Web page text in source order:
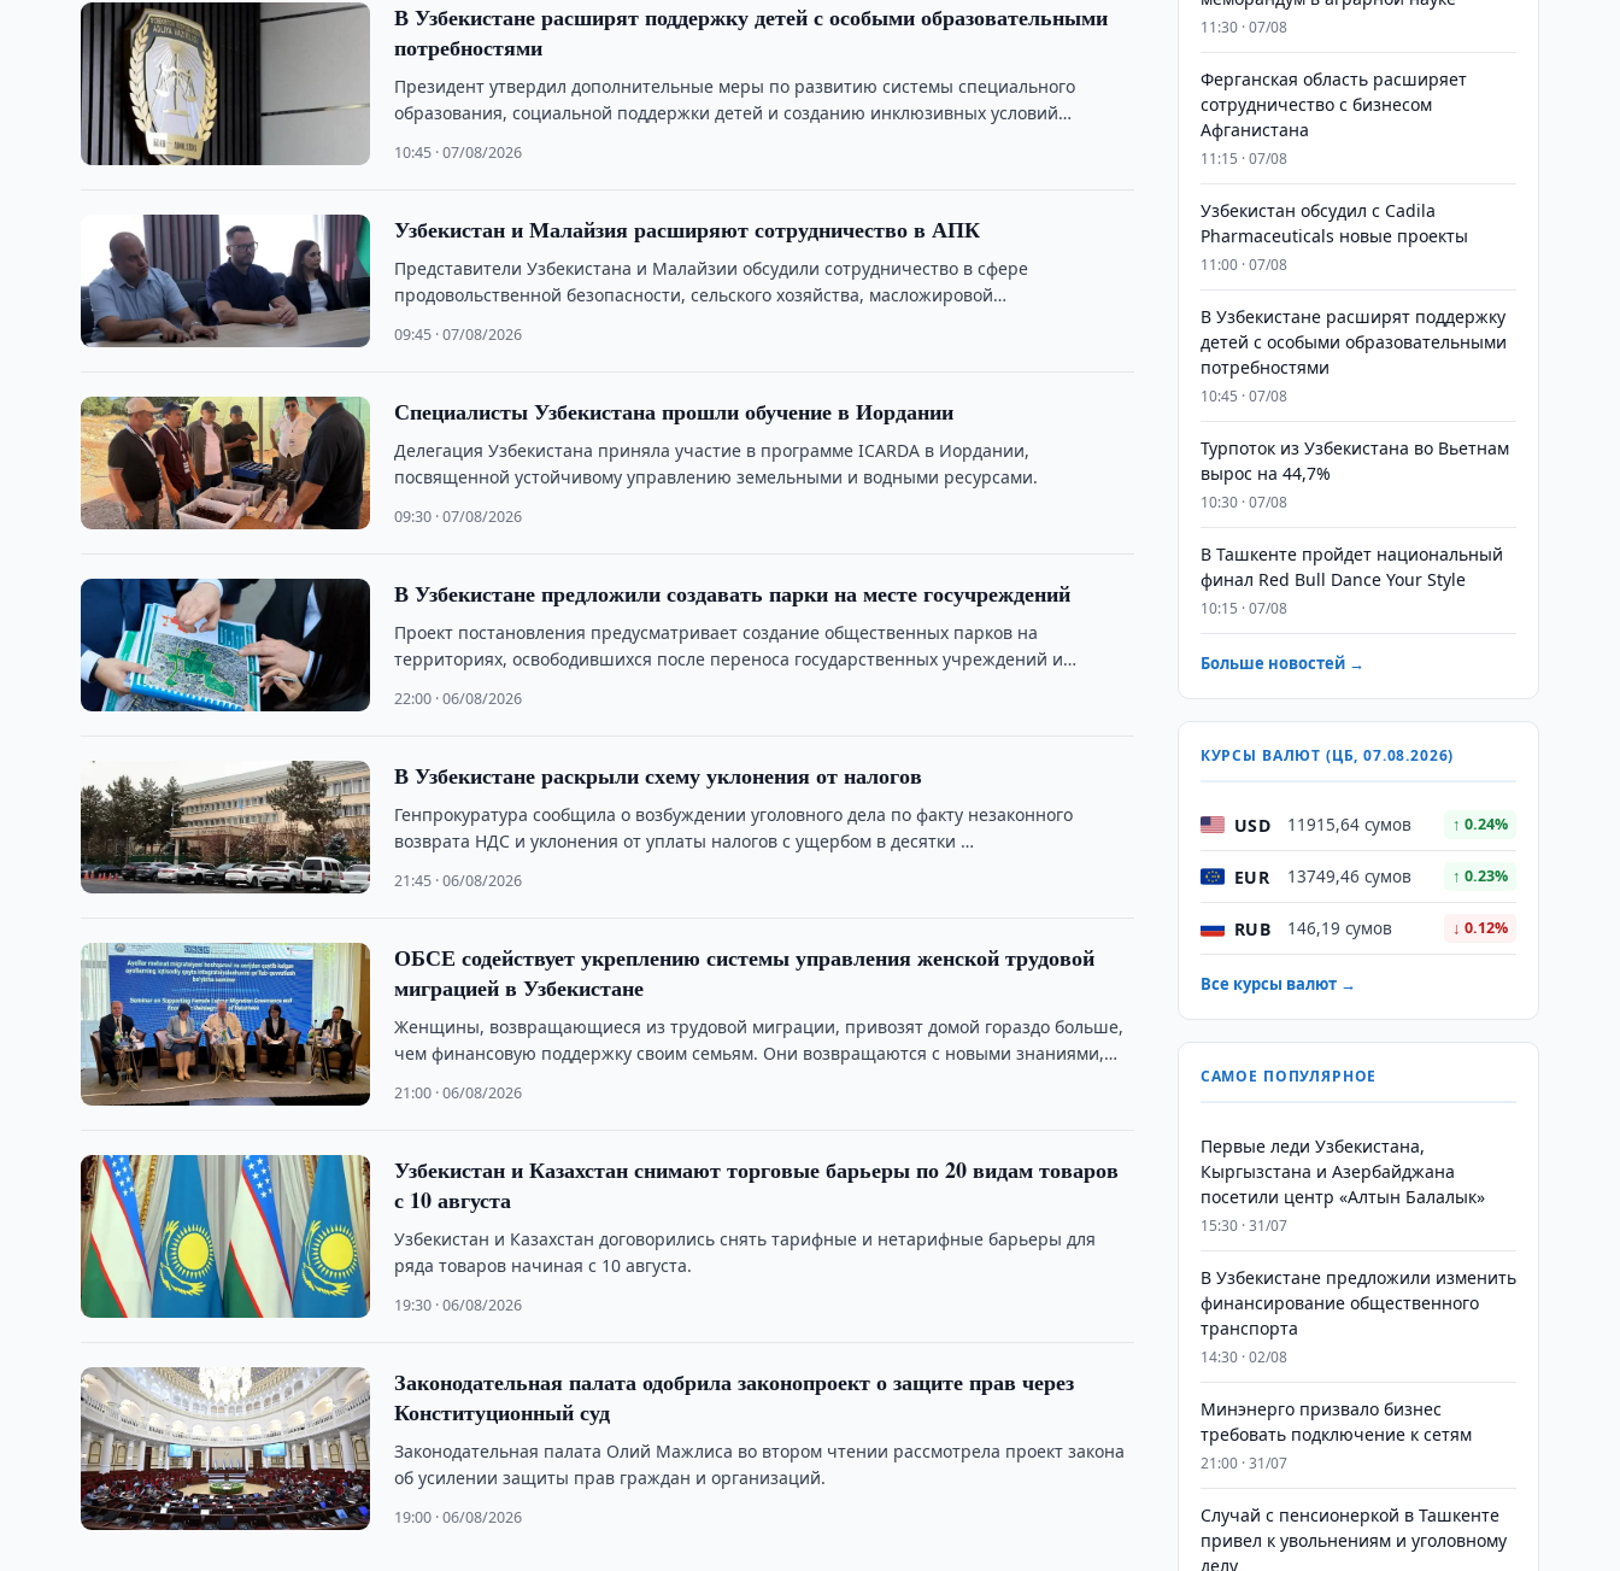
В Узбекистане расширят поддержку детей с особыми образовательными
потребностями
Президент утвердил дополнительные меры по развитию системы специального
образования, социальной поддержки детей и созданию инклюзивных условий
10:45 · 07/08/2026
Узбекистан и Малайзия расширяют сотрудничество в АПК
Представители Узбекистана и Малайзии обсудили сотрудничество в сфере
продовольственной безопасности, сельского хозяйства, масложировой
09:45 · 07/08/2026
Специалисты Узбекистана прошли обучение в Иордании
Делегация Узбекистана приняла участие в программе ICARDA в Иордании,
посвященной устойчивому управлению земельными и водными ресурсами.
09:30 · 07/08/2026
В Узбекистане предложили создавать парки на месте госучреждений
Проект постановления предусматривает создание общественных парков на
территориях, освободившихся после переноса государственных учреждений и
22:00 · 06/08/2026
В Узбекистане раскрыли схему уклонения от налогов
Генпрокуратура сообщила о возбуждении уголовного дела по факту незаконного
возврата НДС и уклонения от уплаты налогов с ущербом в десятки …
21:45 · 06/08/2026
ОБСЕ содействует укреплению системы управления женской трудовой
миграцией в Узбекистане
Женщины, возвращающиеся из трудовой миграции, привозят домой гораздо больше,
чем финансовую поддержку своим семьям. Они возвращаются с новыми знаниями,
21:00 · 06/08/2026
Узбекистан и Казахстан снимают торговые барьеры по 20 видам товаров
с 10 августа
Узбекистан и Казахстан договорились снять тарифные и нетарифные барьеры для
ряда товаров начиная с 10 августа.
19:30 · 06/08/2026
Законодательная палата одобрила законопроект о защите прав через
Конституционный суд
Законодательная палата Олий Мажлиса во втором чтении рассмотрела проект закона
об усилении защиты прав граждан и организаций.
19:00 · 06/08/2026
11:30 · 07/08
Ферганская область расширяет
сотрудничество с бизнесом
Афганистана
11:15 · 07/08
Узбекистан обсудил с Cadila
Pharmaceuticals новые проекты
11:00 · 07/08
В Узбекистане расширят поддержку
детей с особыми образовательными
потребностями
10:45 · 07/08
Турпоток из Узбекистана во Вьетнам
вырос на 44,7%
10:30 · 07/08
В Ташкенте пройдет национальный
финал Red Bull Dance Your Style
10:15 · 07/08
Больше новостей →
КУРСЫ ВАЛЮТ (ЦБ, 07.08.2026)
USD 11915,64 сумов ↑ 0.24%
EUR 13749,46 сумов ↑ 0.23%
RUB 146,19 сумов ↓ 0.12%
Все курсы валют →
САМОЕ ПОПУЛЯРНОЕ
Первые леди Узбекистана,
Кыргызстана и Азербайджана
посетили центр «Алтын Балалык»
15:30 · 31/07
В Узбекистане предложили изменить
финансирование общественного
транспорта
14:30 · 02/08
Минэнерго призвало бизнес
требовать подключение к сетям
21:00 · 31/07
Случай с пенсионеркой в Ташкенте
привел к увольнениям и уголовному
делу